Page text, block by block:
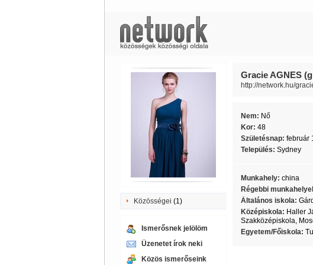
Közösségei (1)
Ismerősnek jelölöm
Üzenetet írok neki
Közös ismerőseink
Gracie AGNES
http://network.hu/
Nem: Nő
Kor: 48
Születésnap: február
Település: Sydney
Munkahely: china
Régebbi
Általános iskola:
Középiskola: Haller
Szakközépiskola,
Egyetem/Főiskola: